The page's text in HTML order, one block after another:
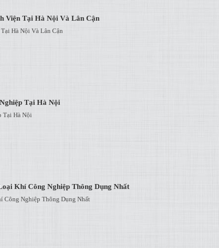
Viện Tại Hà Nội Và Lân Cận
Hà Nội Và Lân Cận
Tại Hà Nội
Tại Hà Nội
Khí Công Nghiệp Thông Dụng Nhất
Công Nghiệp Thông Dụng Nhất